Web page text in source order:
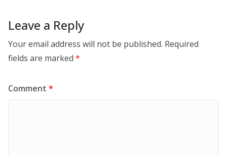
Leave a Reply
Your email address will not be published. Required
fields are marked *
Comment *